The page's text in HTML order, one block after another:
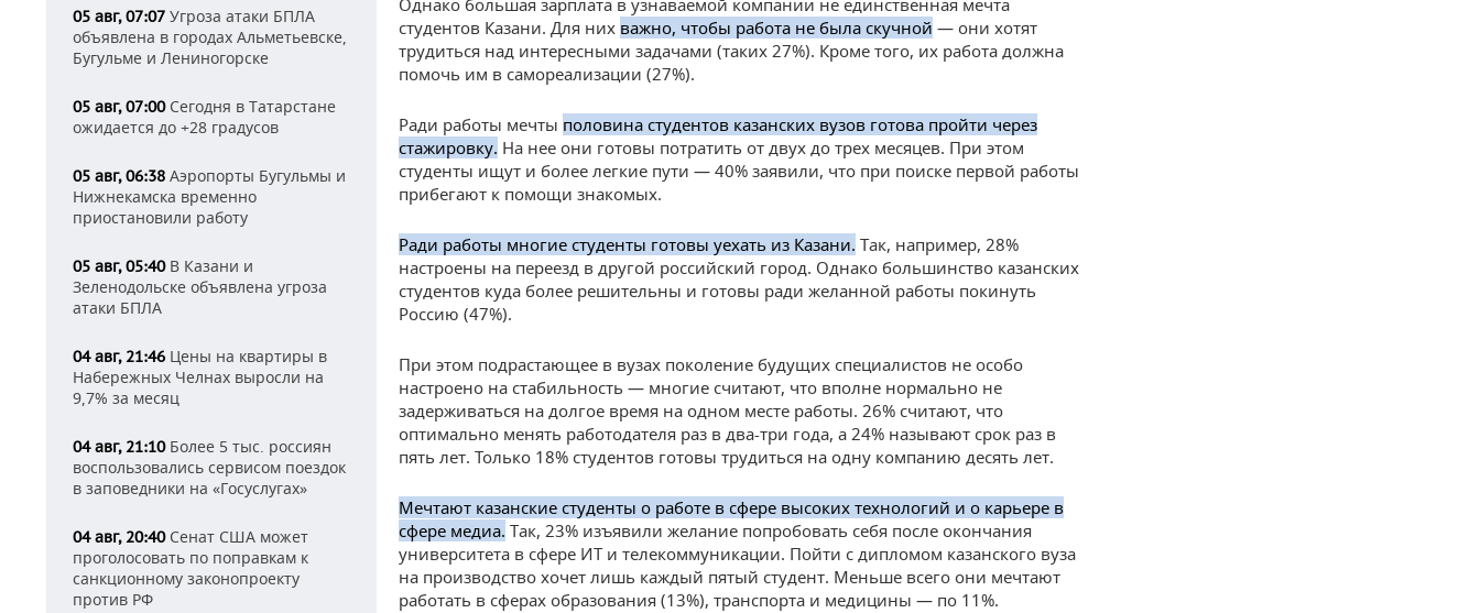
05 авг, 07:07 Угроза атаки БПЛА
объявлена в городах Альметьевске,
Бугульме и Лениногорске
05 авг, 07:00Сегодня в Татарстане
ожидается до +28 градусов
05 авг, 06:38 Аэропорты Бугульмы и
Нижнекамска временно
приостановили работу
05 авг, 05:40В Казани и
Зеленодольске объявлена угроза
атаки БПЛА
04 авг, 21:46 Цены на квартиры в
Набережных Челнах выросли на
9,7% за месяц
04 авг, 21:10Более 5 тыс. россиян
воспользовались сервисом поездок
в заповедники на «Госуслугах»
04 авг, 20:40Сенат США может
проголосовать по поправкам к
санкционному законопроекту
против РФ
Однако большая зарплата в узнаваемой компании не единственная мечта
студентов Казани. Для них важно, чтобы работа не была скучной — они хотят
трудиться над интересными задачами (таких 27%). Кроме того, их работа должна
помочь им в самореализации (27%).
Ради работы мечты половина студентов казанских вузов готова пройти через
стажировку. На нее они готовы потратить от двух до трех месяцев. При этом
студенты ищут и более легкие пути — 40% заявили, что при поиске первой работы
прибегают к помощи знакомых.
Ради работы многие студенты готовы уехать из Казани. Так, например, 28%
настроены на переезд в другой российский город. Однако большинство казанских
студентов куда более решительны и готовы ради желанной работы покинуть
Россию (47%).
При этом подрастающее в вузах поколение будущих специалистов не особо
настроено на стабильность — многие считают, что вполне нормально не
задерживаться на долгое время на одном месте работы. 26% считают, что
оптимально менять работодателя раз в два-три года, а 24% называют срок раз в
пять лет. Только 18% студентов готовы трудиться на одну компанию десять лет.
Мечтают казанские студенты о работе в сфере высоких технологий и о карьере в
сфере медиа. Так, 23% изъявили желание попробовать себя после окончания
университета в сфере ИТ и телекоммуникации. Пойти с дипломом казанского вуза
на производство хочет лишь каждый пятый студент. Меньше всего они мечтают
работать в сферах образования (13%), транспорта и медицины — по 11%.